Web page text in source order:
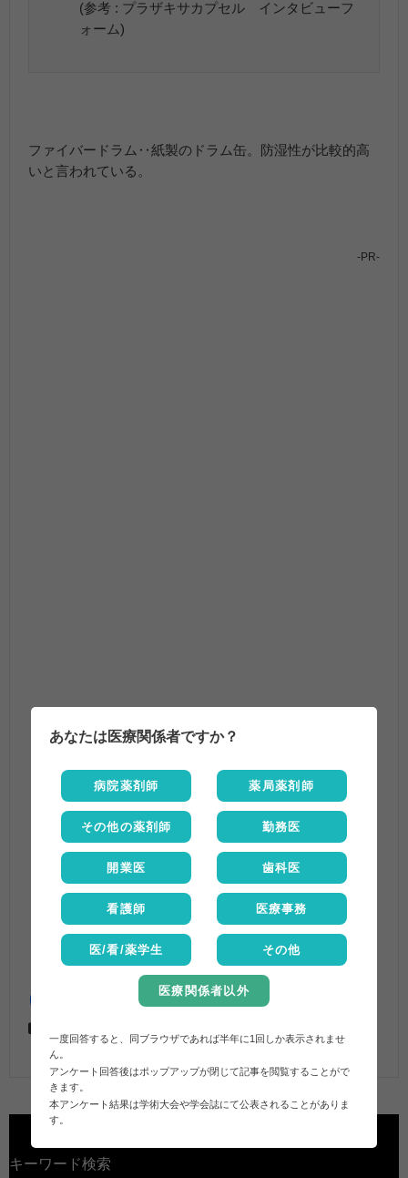
(参考 : プラザキサカプセル インタビューフ
ォーム)
ファイバードラム‥紙製のドラム缶。防湿性が比較的高
いと言われている。
-PR-
キーワード検索
あなたは医療関係者ですか？
病院薬剤師 薬局薬剤師
その他の薬剤師 勤務医
開業医 歯科医
看護師 医療事務
医/看/薬学生 その他
医療関係者以外
一度回答すると、同ブラウザであれば半年に1回しか表示されませ
ん。
アンケート回答後はポップアップが閉じて記事を閲覧することがで
きます。
本アンケート結果は学術大会や学会誌にて公表されることがありま
す。